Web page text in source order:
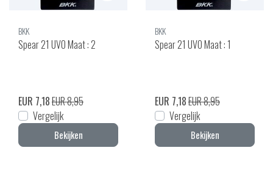
BKK
Spear 21 UVO Maat : 2
EUR 7,18EUR 8,95
Vergelijk
Bekijken
BKK
Spear 21 UVO Maat : 1
EUR 7,18EUR 8,95
Vergelijk
Bekijken